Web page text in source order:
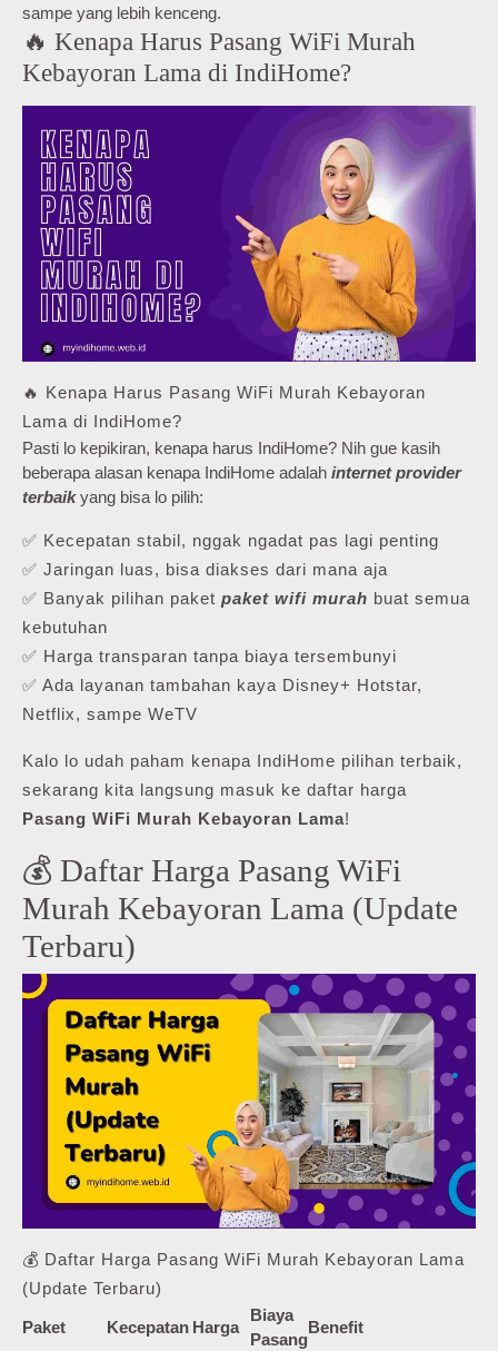
sampe yang lebih kenceng.
🔥 Kenapa Harus Pasang WiFi Murah
Kebayoran Lama di IndiHome?
🔥 Kenapa Harus Pasang WiFi Murah Kebayoran
Lama di IndiHome?
Pasti lo kepikiran, kenapa harus IndiHome? Nih gue kasih
beberapa alasan kenapa IndiHome adalah internet provider
terbaikyang bisa lo pilih:
✅ Kecepatan stabil, nggak ngadat pas lagi penting
✅ Jaringan luas, bisa diakses dari mana aja
✅ Banyak pilihan paket paket wifi murah buat semua
kebutuhan
✅ Harga transparan tanpa biaya tersembunyi
✅ Ada layanan tambahan kaya Disney+ Hotstar,
Netflix, sampe WeTV
Kalo lo udah paham kenapa IndiHome pilihan terbaik,
sekarang kita langsung masuk ke daftar harga
Pasang WiFi Murah Kebayoran Lama!
💰 Daftar Harga Pasang WiFi
Murah Kebayoran Lama (Update
Terbaru)
💰 Daftar Harga Pasang WiFi Murah Kebayoran Lama
(Update Terbaru)
Paket Kecepatan Harga
Biaya
Pasang
Benefit